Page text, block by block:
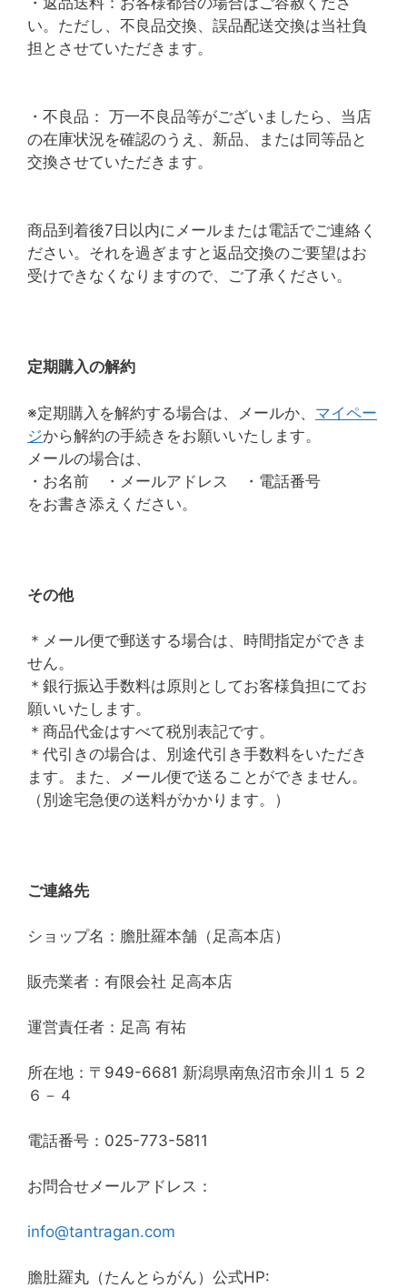
い。ただし、不良品交換、誤品配送交換は当社負
担とさせていただきます。
・不良品： 万一不良品等がございましたら、当店
の在庫状況を確認のうえ、新品、または同等品と
交換させていただきます。
商品到着後7日以内にメールまたは電話でご連絡く
ださい。それを過ぎますと返品交換のご要望はお
受けできなくなりますので、ご了承ください。
定期購入の解約
※定期購入を解約する場合は、メールか、 マイペー
ジから解約の手続きをお願いいたします。
メールの場合は、
・お名前 ・メールアドレス ・電話番号
をお書き添えください。
その他
＊メール便で郵送する場合は、時間指定ができま
せん。
＊銀行振込手数料は原則としてお客様負担にてお
願いいたします。
＊商品代金はすべて税別表記です。
＊代引きの場合は、別途代引き手数料をいただき
ます。また、メール便で送ることができません。
（別途宅急便の送料がかかります。）
ご連絡先
ショップ名：膽肚羅本舗（足高本店）
販売業者：有限会社 足高本店
運営責任者：足高 有祐
所在地：〒949-6681 新潟県南魚沼市余川１５２
６－４
電話番号：025-773-5811
お問合せメールアドレス：
info@tantragan.com
膽肚羅丸（たんとらがん）公式HP: